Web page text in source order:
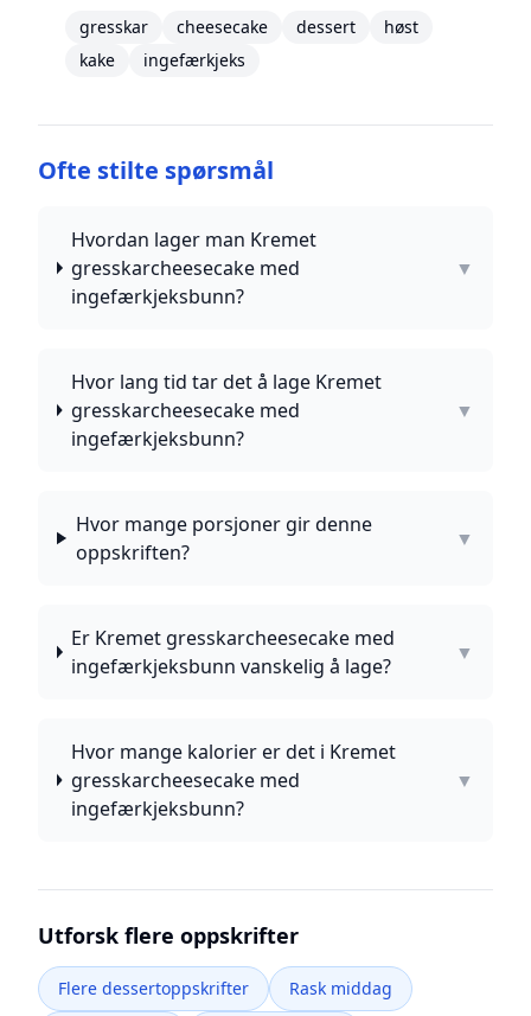
gresskar cheesecake dessert
høst
kake
ingefærkjeks
Ofte stilte spørsmål
Hvordan lager man Kremet
gresskarcheesecake med
ingefærkjeksbunn?
▼
Hvor lang tid tar det å lage Kremet
gresskarcheesecake med
ingefærkjeksbunn?
▼
Hvor mange porsjoner gir denne
oppskriften?
▼
Er Kremet gresskarcheesecake med
ingefærkjeksbunn vanskelig å lage?
▼
Hvor mange kalorier er det i Kremet
gresskarcheesecake med
ingefærkjeksbunn?
▼
Utforsk flere oppskrifter
Flere dessertoppskrifter
Rask middag